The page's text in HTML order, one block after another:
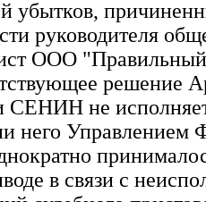
убытков,
руководителя
ООО
решение
СЕНИН не
него
в связи с